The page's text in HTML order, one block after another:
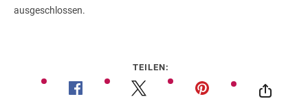
ausgeschlossen.
TEILEN: